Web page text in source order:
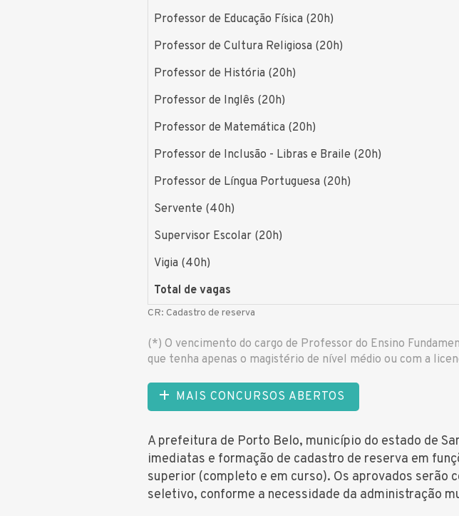
Professor de Educação Física (20h)
Professor de Cultura Religiosa (20h)
Professor de História (20h)
Professor de Inglês (20h)
Professor de Matemática (20h)
Professor de Inclusão - Libras e Braile (20h)
Professor de Língua Portuguesa (20h)
Servente (40h)
Supervisor Escolar (20h)
Vigia (40h)
Total de vagas
CR: Cadastro de reserva
(*) O vencimento do cargo de Professor do Ensino
que tenha apenas o magistério de nível médio ou com a
MAIS CONCURSOS ABERTOS
A prefeitura de Porto Belo, município do estado de
imediatas e formação de cadastro de reserva em
superior (completo e em curso). Os aprovados
seletivo, conforme a necessidade da administração